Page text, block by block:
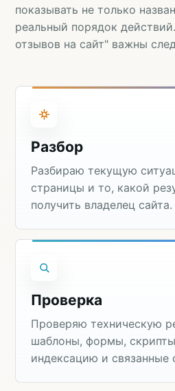
показывать не только
реальный порядок
отзывов на сайт" важны
Разбор
Разбираю текущую
страницы и то, какой
получить владелец сайта.
Проверка
Проверяю техническую
шаблоны, формы,
индексацию и связанные